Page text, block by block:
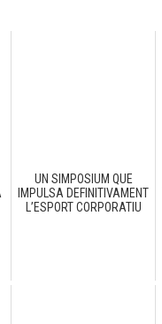
UN SIMPOSIUM QUE
IMPULSA DEFINITIVAMENT
L’ESPORT CORPORATIU